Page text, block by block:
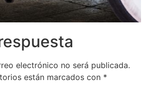
electrónico no será publicada.
están marcados con *